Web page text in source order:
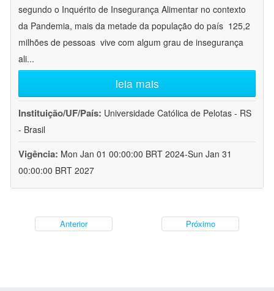
segundo o Inquérito de Insegurança Alimentar no contexto
da Pandemia, mais da metade da população do país  125,2
milhões de pessoas  vive com algum grau de insegurança
ali...
leia mais
Instituição/UF/País: Universidade Católica de Pelotas - RS
- Brasil
Vigência: Mon Jan 01 00:00:00 BRT 2024-Sun Jan 31
00:00:00 BRT 2027
Anterior Próximo